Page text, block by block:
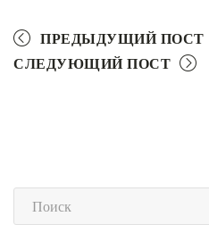
ПРЕДЫДУЩИЙ ПОСТ
СЛЕДУЮЩИЙ ПОСТ